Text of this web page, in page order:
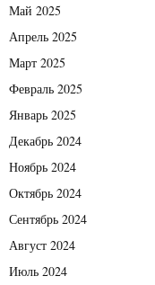
Май 2025
Апрель 2025
Март 2025
Февраль 2025
Январь 2025
Декабрь 2024
Ноябрь 2024
Октябрь 2024
Сентябрь 2024
Август 2024
Июль 2024